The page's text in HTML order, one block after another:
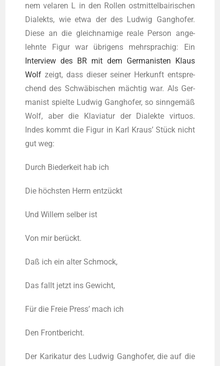
nem vela­ren L in den Rol­len ost­mit­tel­bai­ri­schen
Dia­lekts, wie etwa der des Lud­wig Gang­ho­fer.
Die­se an die gleich­na­mi­ge rea­le Per­son ange­
lehn­te Figur war übri­gens mehr­spra­chig: Ein
Inter­view des BR mit dem Ger­ma­nis­ten Klaus
Wolf zeigt, dass die­ser sei­ner Her­kunft ent­spre­
chend des Schwä­bi­schen mäch­tig war. Als Ger­
ma­nist spiel­te Lud­wig Gang­ho­fer, so sinn­ge­mäß
Wolf, aber die Kla­via­tur der Dia­lek­te vir­tu­os.
Indes kommt die Figur in Karl Kraus’ Stück nicht
gut weg:
Durch Bie­der­keit hab ich
Die höchs­ten Herrn entzückt
Und Wil­lem sel­ber ist
Von mir berückt.
Daß ich ein alter Schmock,
Das fallt jetzt ins Gewicht,
Für die Freie Press’ mach ich
Den Front­be­richt.
Der Kari­ka­tur des Lud­wig Gang­ho­fer, die auf die